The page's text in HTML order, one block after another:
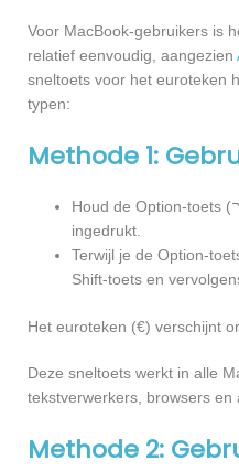
Voor MacBook-gebruikers is
relatief eenvoudig, aangezien
sneltoets voor het euroteken
typen:
Methode 1:
Houd de Option-toets
ingedrukt.
Terwijl je de Option-
Shift-toets en
Het euroteken (€) verschijnt
Deze sneltoets werkt in alle
tekstverwerkers, browsers en
Methode 2: